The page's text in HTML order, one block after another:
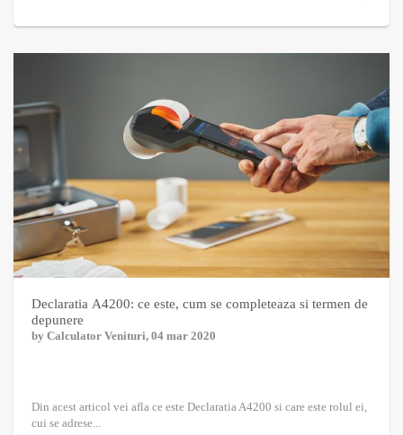
Declaratia A4200: ce este, cum se completeaza si termen de
depunere
by Calculator Venituri, 04 mar 2020
Din acest articol vei afla ce este Declaratia A4200 si care este rolul ei,
cui se adrese...